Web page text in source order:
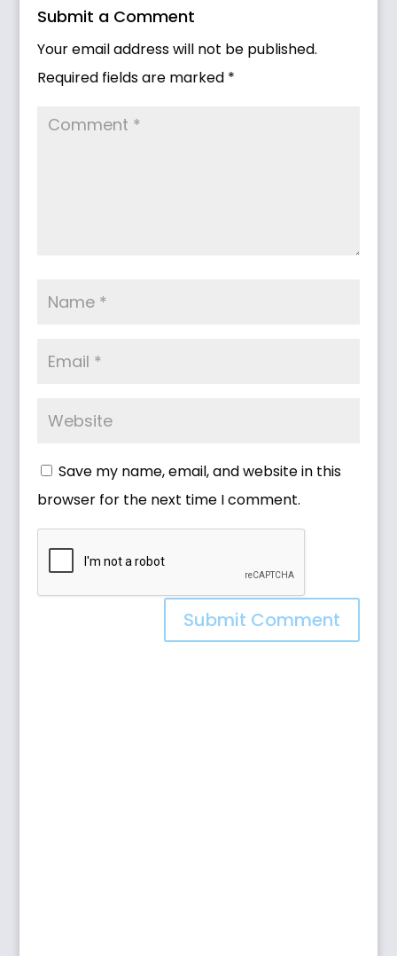
Submit a Comment
Your email address will not be published.
Required fields are marked *
Save my name, email, and website in this
browser for the next time I comment.
Submit Comment